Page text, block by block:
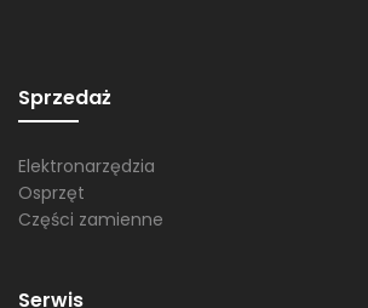
Sprzedaż
Elektronarzędzia
Osprzęt
Części zamienne
Serwis